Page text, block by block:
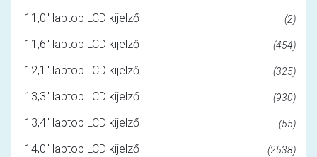
11,0" laptop LCD kijelző (2)
11,6" laptop LCD kijelző (454)
12,1" laptop LCD kijelző (325)
13,3" laptop LCD kijelző (930)
13,4" laptop LCD kijelző (55)
14,0" laptop LCD kijelző (2538)